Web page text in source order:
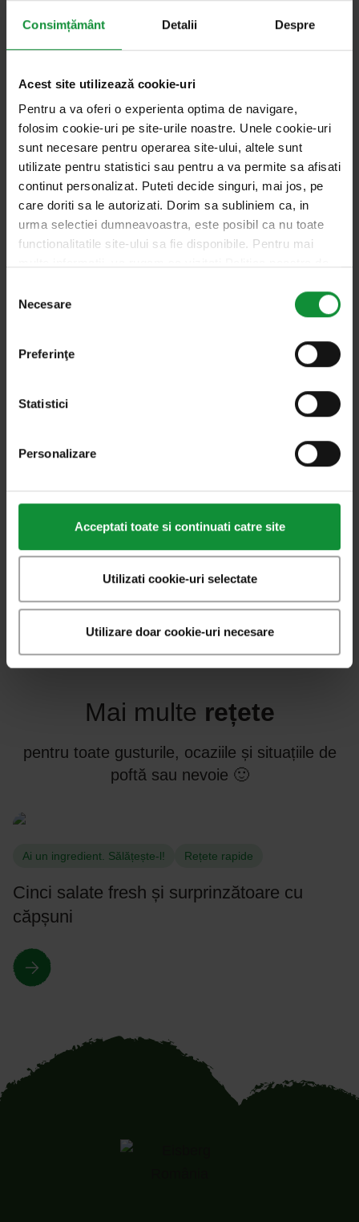
Consimțământ Detalii Despre
Acest site utilizează cookie-uri
Pentru a va oferi o experienta optima de navigare,
folosim cookie-uri pe site-urile noastre. Unele cookie-uri
sunt necesare pentru operarea site-ului, altele sunt
utilizate pentru statistici sau pentru a va permite sa afisati
continut personalizat. Puteti decide singuri, mai jos, pe
care doriti sa le autorizati. Dorim sa subliniem ca, in
urma selectiei dumneavoastra, este posibil ca nu toate
functionalitatile site-ului sa fie disponibile. Pentru mai
consimțământului
Necesare
Preferinţe
Statistici
Personalizare
Acceptati toate si continuati catre site
Utilizati cookie-uri selectate
Utilizare doar cookie-uri necesare
puțin 30 de minute înainte de servire. Acest pas
permite verzei să se înmoaie ușor și să absoarbă
aromele dressingului.
Garnisiți și serviți: Înainte de servire, amestecați
salata încă o dată și ajustați condimentele, dacă
este necesar. Garnisiți cu mărar sau pătrunjel
proaspăt, dacă folosiți.
Lahanosalata poate fi personalizată în funcție de
preferințele personale. Unii adaugă morcov ras
pentru un plus de dulceață și culoare sau un vârf de
cuțit de zahăr pentru a echilibra aciditatea. De
asemenea, este populară adăugarea de măr ras
sau stafide pentru o notă de dulce. Pentru cei care
preferă un pic de picant, adăugarea de ardei iute
Foto:dreamstime
Ai un ingredient. Sălățește-l! Rețete rapide
Cinci salate fresh și surprinzătoare cu
căpșuni
Mai multe rețete
pentru toate gusturile, ocaziile și situațiile de
poftă sau nevoie 🙂
Ai un ingredient. Sălățește-l! Rețete rapide
Cinci salate fresh și surprinzătoare cu
căpșuni